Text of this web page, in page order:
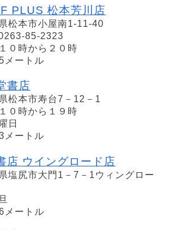
PLUS 松本芳川店
松本市小屋南1-11-40
85-2323
０時から２０時
メートル
書店
松本市寿台7－12－1
０時から１９時
日
メートル
店 ウイングロード店
塩尻市大門1－7－1ウィングロー
メートル